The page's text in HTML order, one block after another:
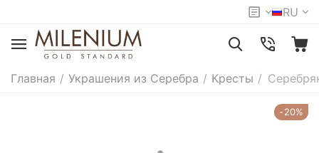
RU
Главная / Украшения из Серебра / Кресты /
-20%